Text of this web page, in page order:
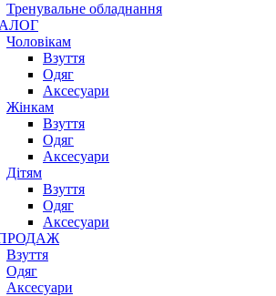
Тренувальне обладнання
Чоловікам
Взуття
Одяг
Аксесуари
Жінкам
Взуття
Одяг
Аксесуари
Дітям
Взуття
Одяг
Аксесуари
Взуття
Одяг
Аксесуари